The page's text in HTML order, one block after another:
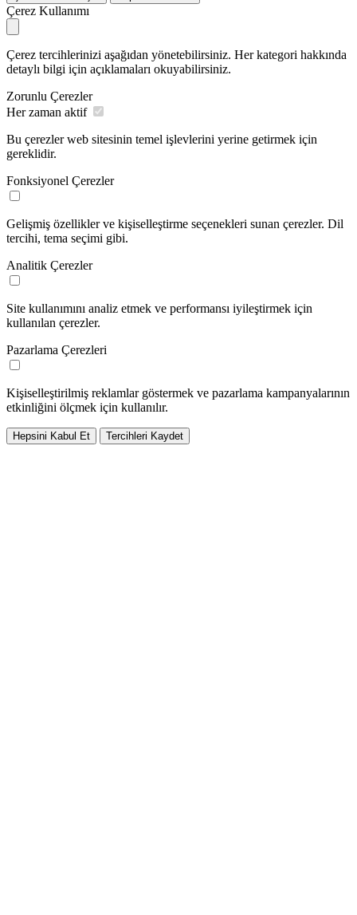
Çerez Kullanımı
Çerez tercihlerinizi aşağıdan yönetebilirsiniz. Her kategori hakkında
detaylı bilgi için açıklamaları okuyabilirsiniz.
Zorunlu Çerezler
Her zaman aktif
Bu çerezler web sitesinin temel işlevlerini yerine getirmek için
gereklidir.
Fonksiyonel Çerezler
Gelişmiş özellikler ve kişiselleştirme seçenekleri sunan çerezler. Dil
tercihi, tema seçimi gibi.
Analitik Çerezler
Site kullanımını analiz etmek ve performansı iyileştirmek için
kullanılan çerezler.
Pazarlama Çerezleri
Kişiselleştirilmiş reklamlar göstermek ve pazarlama kampanyalarının
etkinliğini ölçmek için kullanılır.
Hepsini Kabul Et Tercihleri Kaydet